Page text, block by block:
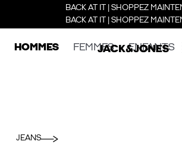
BACK AT IT | SHOPPEZ
BACK AT IT | SHOPPEZ
HOMMES FEMMES ENFANTS
JEANS